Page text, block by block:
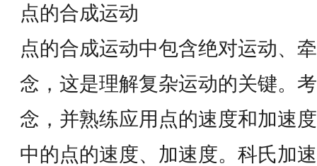
点的合成运动
点的合成运动中包含绝对运动、
念，这是理解复杂运动的关键。
念，并熟练应用点的速度和加速
中的点的速度、加速度。科氏加